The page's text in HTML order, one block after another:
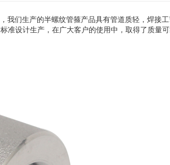
们生产的半螺纹管箍产品具有管道质轻，焊接
设计生产，在广大客户的使用中，取得了质量可